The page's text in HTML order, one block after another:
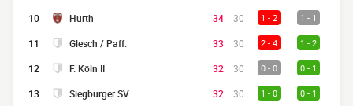
10 Hürth 34 30 1 - 2 1 - 1
11 Glesch / Paff. 33 30 2 - 4 1 - 2
12 F. Köln II 32 30 0 - 0 0 - 1
13 Siegburger SV 32 30 1 - 0 0 - 1